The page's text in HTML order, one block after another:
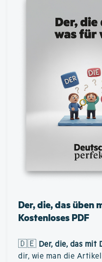
Der, die, das üben
Kostenloses PDF
🇩🇪 Der, die, das mit
dir, wie man die